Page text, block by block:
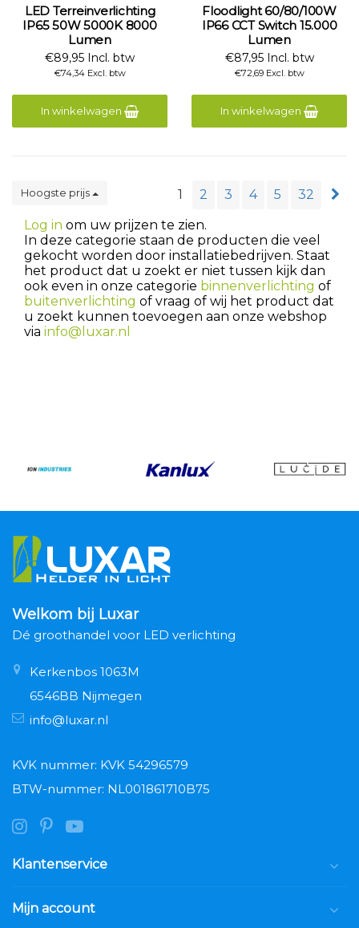
LED Terreinverlichting
IP65 50W 5000K 8000
Lumen
€89,95 Incl. btw
€74,34 Excl. btw
In winkelwagen
Floodlight 60/80/100W
IP66 CCT Switch 15.000
Lumen
€87,95 Incl. btw
€72,69 Excl. btw
In winkelwagen
Hoogste prijs 1 2 3 4 5
32
Log in om uw prijzen te zien.
In deze categorie staan de producten die veel
gekocht worden door installatiebedrijven. Staat
het product dat u zoekt er niet tussen kijk dan
ook even in onze categorie binnenverlichting of
buitenverlichting of vraag of wij het product dat
u zoekt kunnen toevoegen aan onze webshop
via info@luxar.nl
Welkom bij Luxar
Dé groothandel voor LED verlichting
Kerkenbos 1063M
6546BB Nijmegen
info@luxar.nl
KVK nummer: KVK 54296579
BTW-nummer: NL001861710B75
Klantenservice
Mijn account